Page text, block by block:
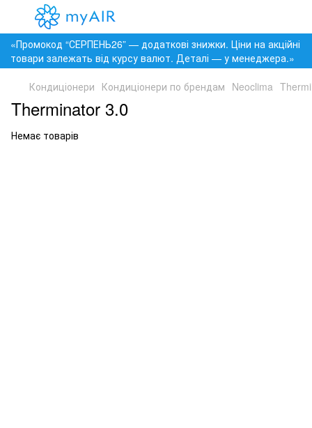
«Промокод “СЕРПЕНЬ26” — додаткові знижки. Ціни на акційні
товари залежать від курсу валют. Деталі — у менеджера.»
Кондиціонери Кондиціонери по брендам Neoclima
Therminator 3.0
Немає товарів